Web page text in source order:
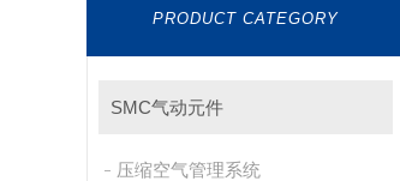
PRODUCT CATEGORY
SMC气动元件
压缩空气管理系统